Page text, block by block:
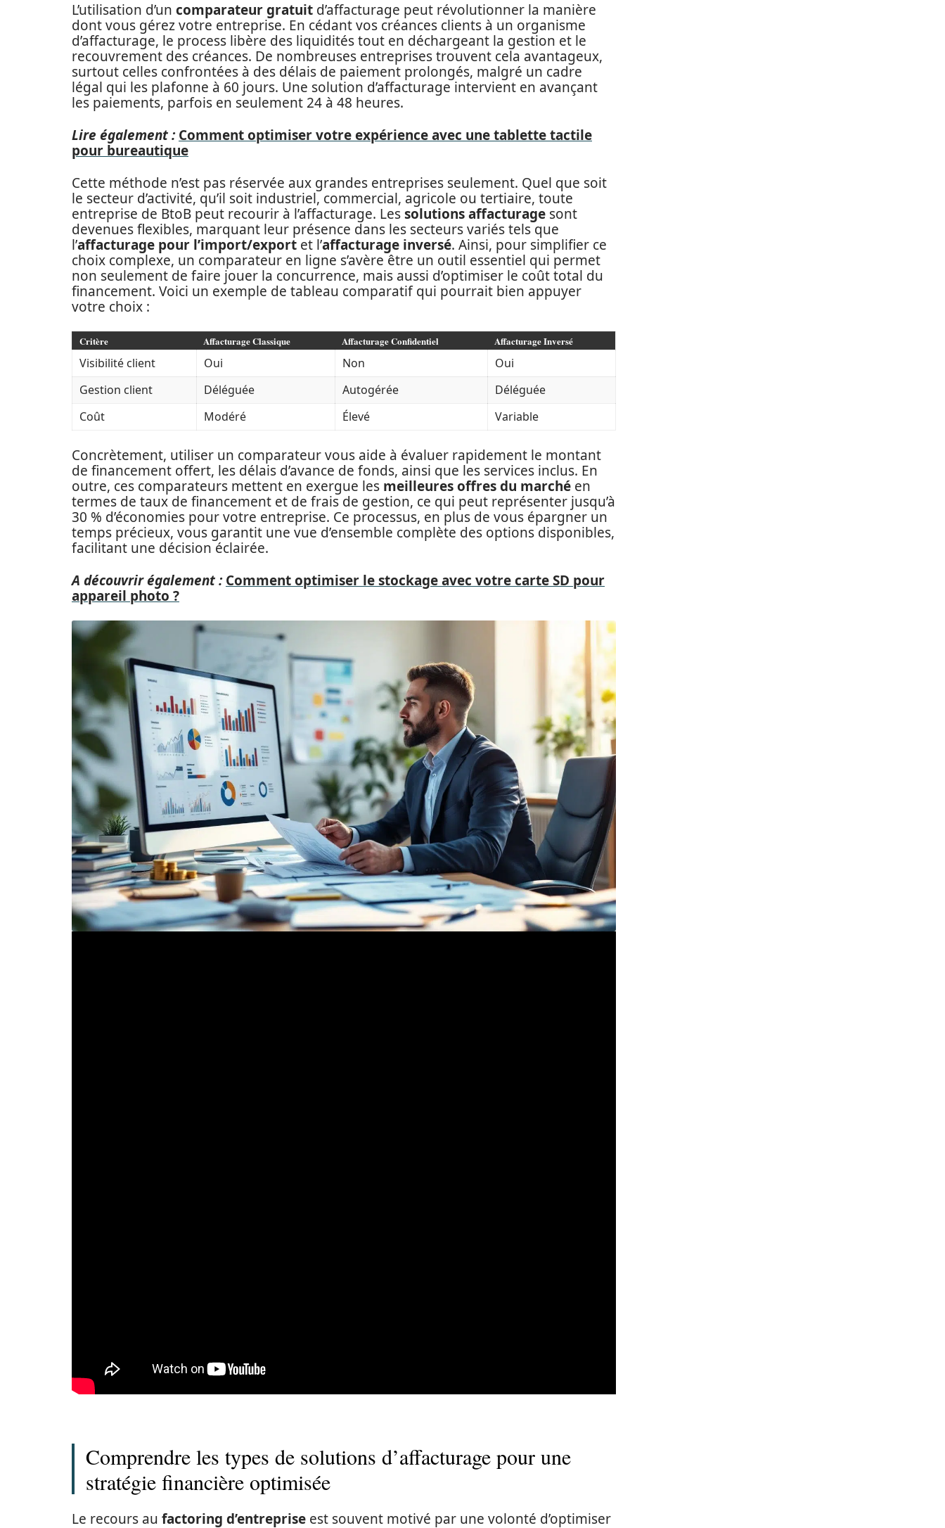
L’utilisation d’un comparateur gratuit d’affacturage peut révolutionner la manière
dont vous gérez votre entreprise. En cédant vos créances clients à un organisme
d’affacturage, le process libère des liquidités tout en déchargeant la gestion et le
recouvrement des créances. De nombreuses entreprises trouvent cela avantageux,
surtout celles confrontées à des délais de paiement prolongés, malgré un cadre
légal qui les plafonne à 60 jours. Une solution d’affacturage intervient en avançant
les paiements, parfois en seulement 24 à 48 heures.
Lire également : Comment optimiser votre expérience avec une tablette tactile
pour bureautique
Cette méthode n’est pas réservée aux grandes entreprises seulement. Quel que soit
le secteur d’activité, qu’il soit industriel, commercial, agricole ou tertiaire, toute
entreprise de BtoB peut recourir à l’affacturage. Lessolutions affacturage sont
devenues flexibles, marquant leur présence dans les secteurs variés tels que
l’affacturage pour l’import/export et l’affacturage inversé. Ainsi, pour simplifier ce
choix complexe, un comparateur en ligne s’avère être un outil essentiel qui permet
non seulement de faire jouer la concurrence, mais aussi d’optimiser le coût total du
financement. Voici un exemple de tableau comparatif qui pourrait bien appuyer
votre choix :
Critère Affacturage Classique Affacturage Confidentiel Affacturage Inversé
Visibilité client Oui Non
Oui
Gestion client
Déléguée Autogérée
Déléguée
Coût
Modéré Élevé Variable
Concrètement, utiliser un comparateur vous aide à évaluer rapidement le montant
de financement offert, les délais d’avance de fonds, ainsi que les services inclus. En
outre, ces comparateurs mettent en exergue les meilleures offres du marché en
termes de taux de financement et de frais de gestion, ce qui peut représenter jusqu’à
30 % d’économies pour votre entreprise. Ce processus, en plus de vous épargner un
temps précieux, vous garantit une vue d’ensemble complète des options disponibles,
facilitant une décision éclairée.
A découvrir également : Comment optimiser le stockage avec votre carte SD pour
appareil photo ?
Comprendre les types de solutions d’affacturage pour une
stratégie financière optimisée
Le recours au factoring d’entreprise est souvent motivé par une volonté d’optimiser